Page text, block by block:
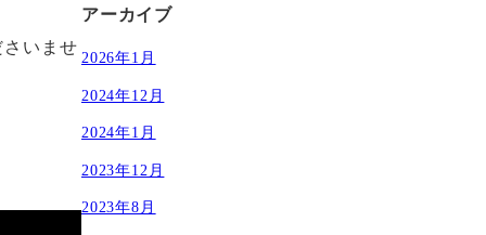
いませ
アーカイブ
2026年1月
2024年12月
2024年1月
2023年12月
2023年8月